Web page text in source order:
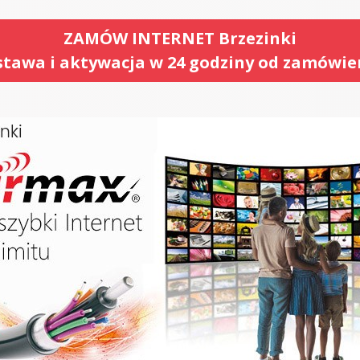
ZAMÓW INTERNET Brzezinki
i aktywacja w 24 godziny od